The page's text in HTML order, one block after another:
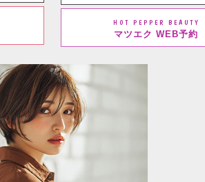
HOT PEPPER BEAUTY
マツエク WEB予約